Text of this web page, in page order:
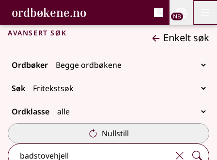
Gå til hovedinnhold
Tilgjengelighet
ordbøkene.no, Bokmålsordboka og
Bokmålsordboka og Nynorskordboka
NB
Avansert søk Enkelt søk
Ordbøker
Søk
Ordklasse
Nullstill